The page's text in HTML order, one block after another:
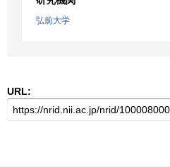
弘前大学
URL: